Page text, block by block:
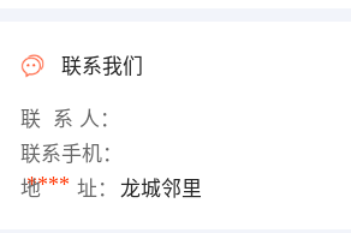
联系我们
联 系 人：
联系手机：
****
地 址： 龙城邻里